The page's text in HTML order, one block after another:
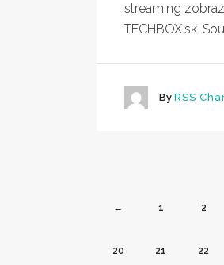
streaming
TECHBOX.sk.
By RSS
← 1 2
20 21 22